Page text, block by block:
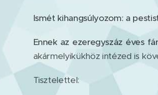
Ismét kihangsúlyozom: a
Ennek az ezeregyszáz éves
akármelyikükhöz intézed is
Tisztelettel: